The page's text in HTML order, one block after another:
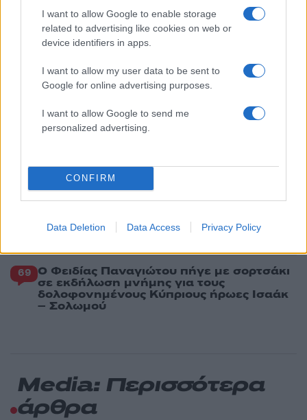
I want to allow Google to enable storage
related to advertising like cookies on web or
device identifiers in apps.
I want to allow my user data to be sent to
Google for online advertising purposes.
I want to allow Google to send me
personalized advertising.
CONFIRM
Data Deletion Data Access Privacy Policy
Πιο σχολιασμένα
Στην Κρήτη ο Κυριάκος Μητσοτάκης,
συνεχίζει τις ολιγοήμερες διακοπές του –
Το οικονομικό πρόγραμμα της ΕΛΑΣ που
θα παρουσιάσει ο Αλέξης Τσίπρας στη
79 ΕΛΑΣ: Ο Αλέξης Δέδες ο πρώτος
υποψήφιος βουλευτής του κόμματος –
Από τα διοικητικά της ΑΕΚ στην πολιτική
σκηνή
Σούπερ μάρκετ: Νέες μειώσεις τιμών –
916 προϊόντα στην εθνική πρωτοβουλία,
69 Ο Φειδίας Παναγιώτου πήγε με σορτσάκι
σε εκδήλωση μνήμης για τους
δολοφονημένους Κύπριους ήρωες Ισαάκ
– Σολωμού
Media: Περισσότερα
άρθρα